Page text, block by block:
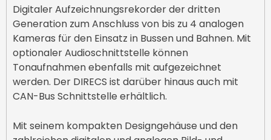
Digitaler Aufzeichnungsrekorder der dritten
Generation zum Anschluss von bis zu 4 analogen
Kameras für den Einsatz in Bussen und Bahnen. Mit
optionaler Audioschnittstelle können
Tonaufnahmen ebenfalls mit aufgezeichnet
werden. Der DIRECS ist darüber hinaus auch mit
CAN-Bus Schnittstelle erhältlich.
Mit seinem kompakten Designgehäuse und den